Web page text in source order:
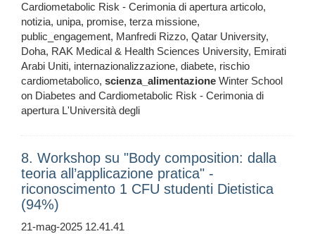
Cardiometabolic Risk - Cerimonia di apertura articolo,
notizia, unipa, promise, terza missione,
public_engagement, Manfredi Rizzo, Qatar University,
Doha, RAK Medical & Health Sciences University, Emirati
Arabi Uniti, internazionalizzazione, diabete, rischio
cardiometabolico, scienza_alimentazione Winter School
on Diabetes and Cardiometabolic Risk - Cerimonia di
apertura L'Università degli
8. Workshop su "Body composition: dalla
teoria all’applicazione pratica" -
riconoscimento 1 CFU studenti Dietistica
(94%)
21-mag-2025 12.41.41